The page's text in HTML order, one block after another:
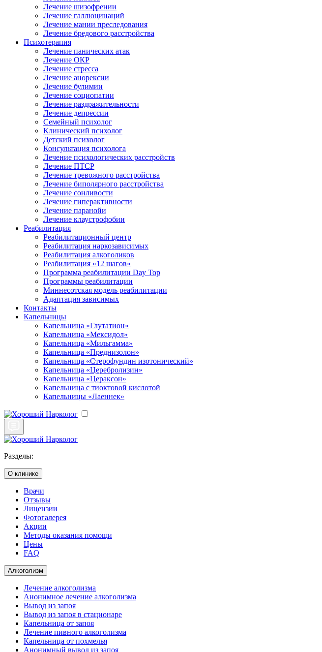
Лечение шизофрении
Лечение галлюцинаций
Лечение мании преследования
Лечение бредового расстройства
Психотерапия
Лечение панических атак
Лечение ОКР
Лечение стресса
Лечение анорексии
Лечение булимии
Лечение социопатии
Лечение раздражительности
Лечение депрессии
Семейный психолог
Клинический психолог
Детский психолог
Консультация психолога
Лечение психологических расстройств
Лечение ПТСР
Лечение тревожного расстройства
Лечение биполярного расстройства
Лечение сонливости
Лечение гиперактивности
Лечение паранойи
Лечение клаустрофобии
Реабилитация
Реабилитационный центр
Реабилитация наркозависимых
Реабилитация алкоголиков
Реабилитация «12 шагов»
Программа реабилитации Day Top
Программы реабилитации
Миннесотская модель реабилитации
Адаптация зависимых
Контакты
Капельницы
Капельница «Глутатион»
Капельница «Мексидол»
Капельница «Мильгамма»
Капельница «Преднизолон»
Капельница «Стерофундин изотонический»
Капельница «Церебролизин»
Капельница «Цераксон»
Капельница с тиоктовой кислотой
Капельницы «Лаеннек»
Разделы:
О клинике
Врачи
Отзывы
Лицензии
Фотогалерея
Акции
Методы оказания помощи
Цены
FAQ
Алкоголизм
Лечение алкоголизма
Анонимное лечение алкоголизма
Вывод из запоя
Вывод из запоя в стационаре
Капельница от запоя
Лечение пивного алкоголизма
Капельница от похмелья
Анонимный вывод из запоя